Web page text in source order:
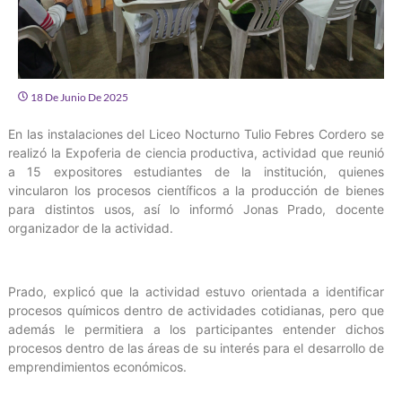
18 De Junio De 2025
En las instalaciones del Liceo Nocturno Tulio Febres Cordero se
realizó la Expoferia de ciencia productiva, actividad que reunió
a 15 expositores estudiantes de la institución, quienes
vincularon los procesos científicos a la producción de bienes
para distintos usos, así lo informó Jonas Prado, docente
organizador de la actividad.
‎Prado, explicó que la actividad estuvo orientada a identificar
procesos químicos dentro de actividades cotidianas, pero que
además le permitiera a los participantes entender dichos
procesos dentro de las áreas de su interés para el desarrollo de
emprendimientos económicos.